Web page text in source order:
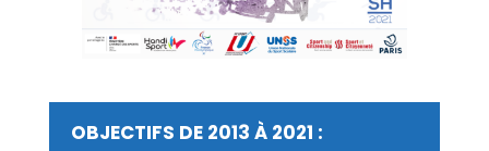
OBJECTIFS DE 2013 À 2021 :